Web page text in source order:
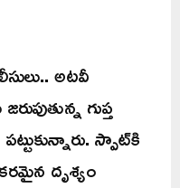
అటవీ
గుప్త
స్పాట్‌కి
దృశ్యం